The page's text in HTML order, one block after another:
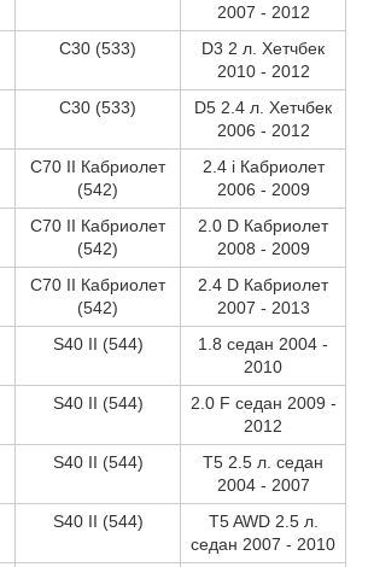
2007 - 2012
C30 (533)
D3 2 л. Хетчбек
2010 - 2012
C30 (533)
D5 2.4 л. Хетчбек
2006 - 2012
C70 II Кабриолет
(542)
2.4 i Кабриолет
2006 - 2009
C70 II Кабриолет
(542)
2.0 D Кабриолет
2008 - 2009
C70 II Кабриолет
(542)
2.4 D Кабриолет
2007 - 2013
S40 II (544)
1.8 седан 2004 -
2010
S40 II (544)
2.0 F седан 2009 -
2012
S40 II (544)
T5 2.5 л. седан
2004 - 2007
S40 II (544)
T5 AWD 2.5 л.
седан 2007 - 2010